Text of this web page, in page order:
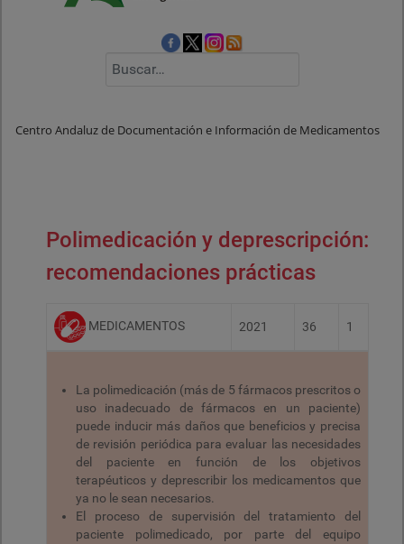
Centro Andaluz de Documentación e Información de Medicamentos
Polimedicación y deprescripción:
recomendaciones prácticas
MEDICAMENTOS 2021 36 1
La polimedicación (más de 5 fármacos prescritos o
uso inadecuado de fármacos en un paciente)
puede inducir más daños que beneficios y precisa
de revisión periódica para evaluar las necesidades
del paciente en función de los objetivos
terapéuticos y deprescribir los medicamentos que
ya no le sean necesarios.
El proceso de supervisión del tratamiento del
paciente polimedicado, por parte del equipo